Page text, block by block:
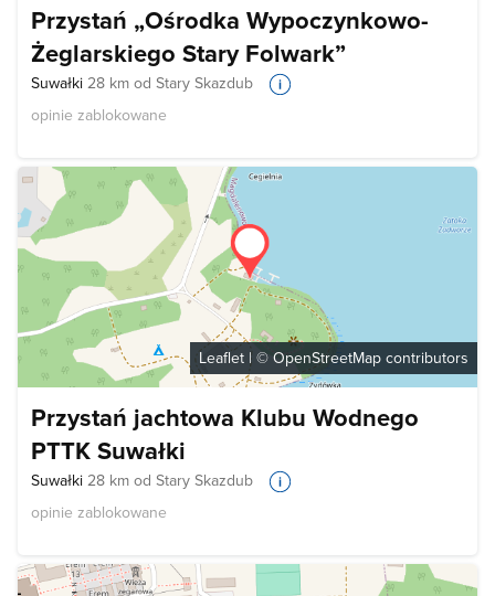
Przystań „Ośrodka Wypoczynkowo-
Żeglarskiego Stary Folwark”
Suwałki 28 km od Stary Skazdub
opinie zablokowane
Leaflet | © OpenStreetMap contributors
Przystań jachtowa Klubu Wodnego
PTTK Suwałki
Suwałki 28 km od Stary Skazdub
opinie zablokowane